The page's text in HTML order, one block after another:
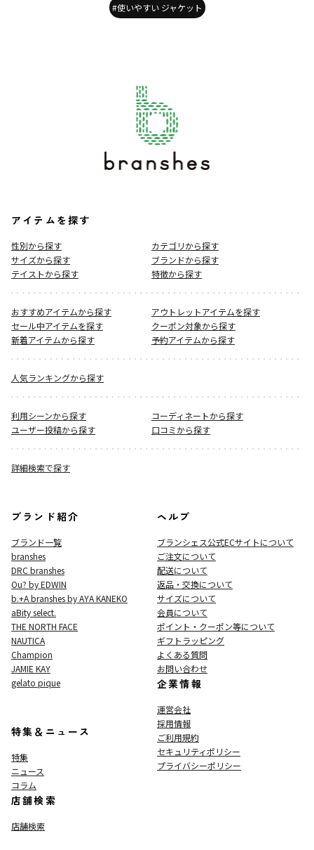
#使いやすい ジャケット
アイテムを探す
性別から探す
カテゴリから探す
サイズから探す
ブランドから探す
テイストから探す
特徴から探す
おすすめアイテムから探す
アウトレットアイテムを探す
セール中アイテムを探す
クーポン対象から探す
新着アイテムから探す
予約アイテムから探す
人気ランキングから探す
利用シーンから探す
コーディネートから探す
ユーザー投稿から探す
口コミから探す
詳細検索で探す
ブランド紹介
ブランド一覧
branshes
DRC branshes
Ou? by EDWIN
b.+A branshes by AYA KANEKO
aBity select.
THE NORTH FACE
NAUTICA
Champion
JAMIE KAY
gelato pique
特集＆ニュース
特集
ニュース
コラム
店舗検索
店舗検索
ヘルプ
ブランシェス公式ECサイトについて
ご注文について
配送について
返品・交換について
サイズについて
会員について
ポイント・クーポン等について
ギフトラッピング
よくある質問
お問い合わせ
企業情報
運営会社
採用情報
ご利用規約
セキュリティポリシー
プライバシーポリシー